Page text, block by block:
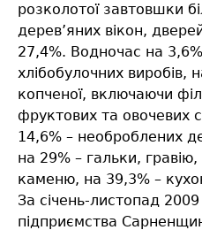
розколотої завтовшки
дерев’яних вікон,
27,4%. Водночас на
хлібобулочних виробів,
копченої, включаючи
фруктових та овочевих
14,6% – необроблених
на 29% – гальки,
каменю, на 39,3% –
За січень-листопад
підприємства